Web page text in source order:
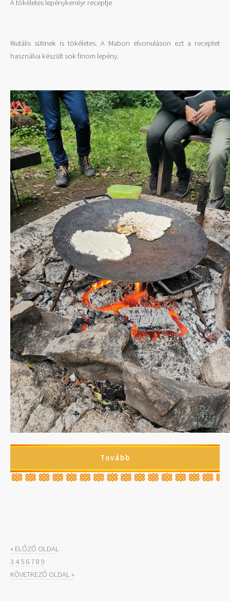
A tökéletes lepénykenéyr receptje
Riutális sütinek is tökéletes. A Mabon elvonuláson ezt a receptet
használva készült sok finom lepény.
Tovább
« ELŐZŐ OLDAL
3 4 5 6 78 9
KÖVETKEZŐ OLDAL »